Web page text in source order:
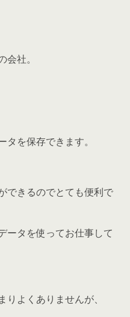
社。
を保存できます。
できるのでとても便利で
ータを使ってお仕事して
よくありませんが、